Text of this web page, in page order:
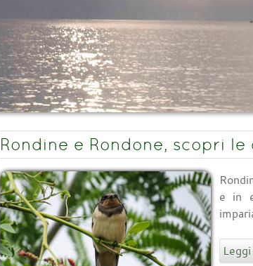
Rondine e Rondone, scopri
e in